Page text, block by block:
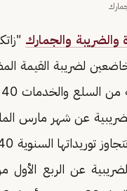
والضريبة والجمارك
لضريبة القيمة
الضريبية عن شهر مارس